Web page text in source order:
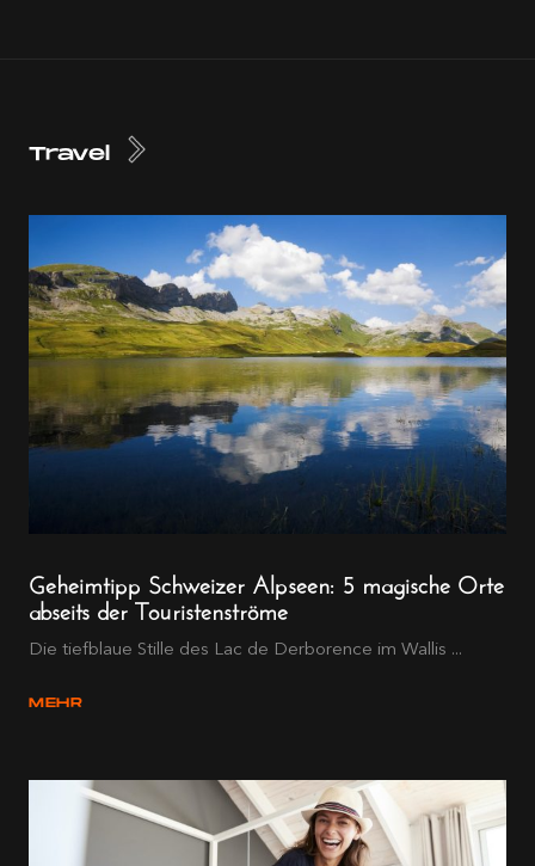
Travel
Geheimtipp Schweizer Alpseen: 5 magische Orte
abseits der Touristenströme
Die tiefblaue Stille des Lac de Derborence im Wallis ...
MEHR